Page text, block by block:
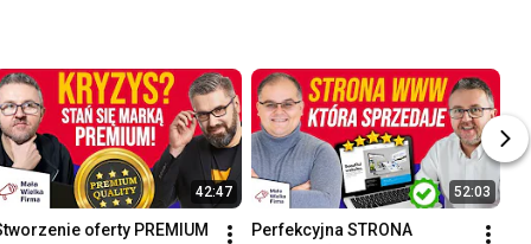
42:47
oferty PREMIUM
52:03
Perfekcyjna STRONA